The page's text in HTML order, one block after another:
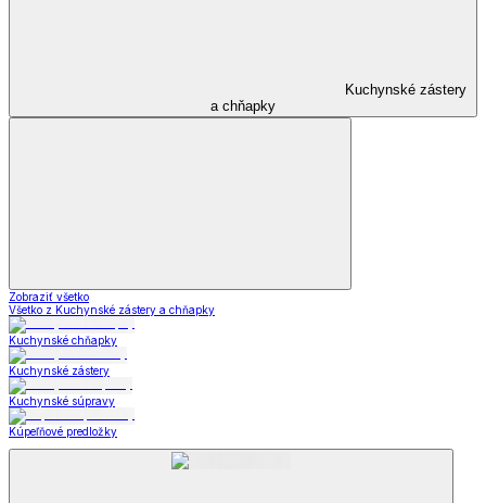
Kuchynské zástery
a chňapky
Zobraziť všetko
Všetko z Kuchynské zástery a chňapky
Kuchynské chňapky
Kuchynské zástery
Kuchynské súpravy
Kúpeľňové predložky